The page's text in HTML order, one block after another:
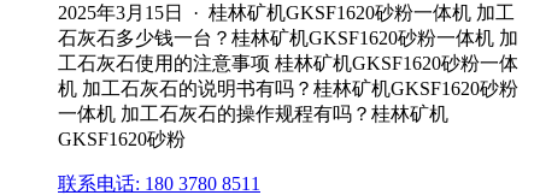
2025年3月15日 · 桂林矿机GKSF1620砂粉一体机 加工
石灰石多少钱一台？桂林矿机GKSF1620砂粉一体机 加
工石灰石使用的注意事项 桂林矿机GKSF1620砂粉一体
机 加工石灰石的说明书有吗？桂林矿机GKSF1620砂粉
一体机 加工石灰石的操作规程有吗？桂林矿机
GKSF1620砂粉
联系电话: 180 3780 8511